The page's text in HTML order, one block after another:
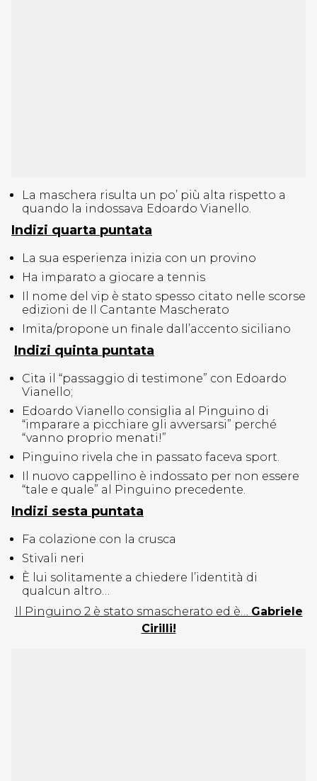
La maschera risulta un po’ più alta rispetto a
quando la indossava Edoardo Vianello.
Indizi quarta puntata
La sua esperienza inizia con un provino
Ha imparato a giocare a tennis
Il nome del vip è stato spesso citato nelle scorse
edizioni de Il Cantante Mascherato
Imita/propone un finale dall’accento siciliano
Indizi quinta puntata
Cita il “passaggio di testimone” con Edoardo
Vianello;
Edoardo Vianello consiglia al Pinguino di
“imparare a picchiare gli avversarsi” perché
“vanno proprio menati!”
Pinguino rivela che in passato faceva sport.
Il nuovo cappellino è indossato per non essere
“tale e quale” al Pinguino precedente.
Indizi sesta puntata
Fa colazione con la crusca
Stivali neri
È lui solitamente a chiedere l’identità di
qualcun altro…
Il Pinguino 2 è stato smascherato ed è… Gabriele
Cirilli!